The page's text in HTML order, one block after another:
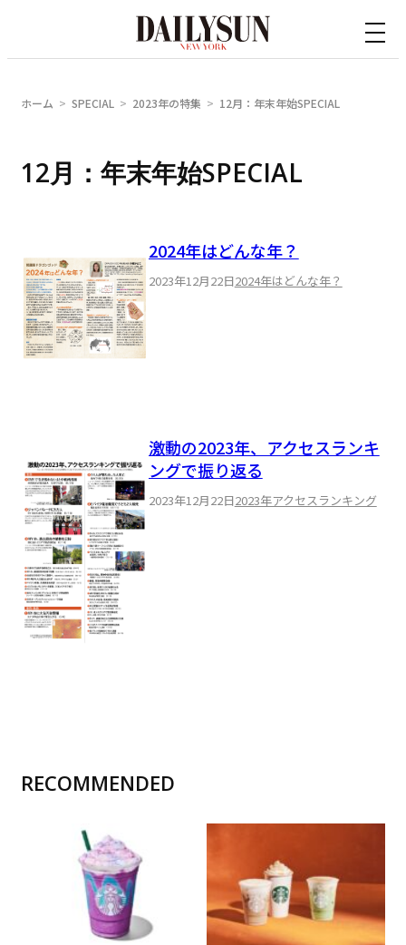
ホーム SPECIAL 2023年の特集 12月：年末年始SPECIAL
12月：年末年始SPECIAL
2024年はどんな年？
2023年12月22日2024年はどんな年？
激動の2023年、アクセスランキ
ングで振り返る
2023年12月22日2023年アクセスランキング
RECOMMENDED